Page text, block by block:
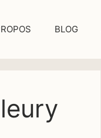
BLOG